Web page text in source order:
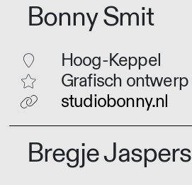
Bonny Smit
Hoog-Keppel
Grafisch ontwerp
studiobonny.nl
Bregje Jaspers